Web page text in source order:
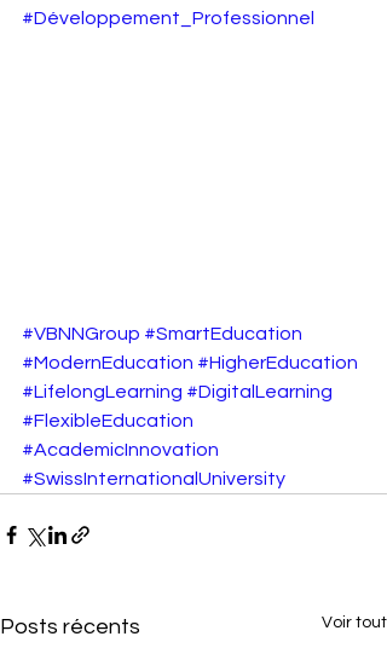
#Développement_Professionnel
#VBNNGroup #SmartEducation
#ModernEducation #HigherEducation
#LifelongLearning #DigitalLearning
#FlexibleEducation
#AcademicInnovation
#SwissInternationalUniversity
Posts récents Voir tout